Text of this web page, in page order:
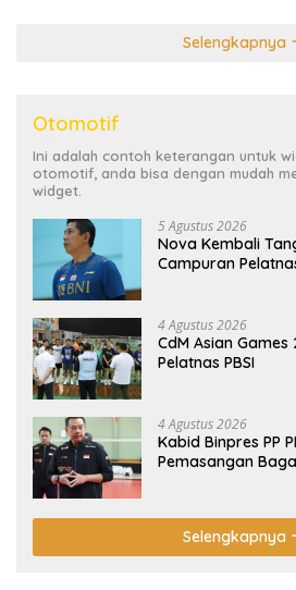
Selengkapnya
Otomotif
Ini adalah contoh keterangan untuk
otomotif, anda bisa dengan mudah
widget.
5 Agustus 2026
Nova Kembali
Campuran
4 Agustus 2026
CdM Asian Games
Pelatnas PBSI
4 Agustus 2026
Kabid Binpres PP
Pemasangan
Selengkapnya